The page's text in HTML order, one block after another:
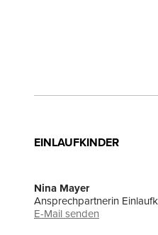
EINLAUFKINDER
Nina Mayer
Ansprechpartnerin
E-Mail senden